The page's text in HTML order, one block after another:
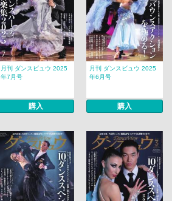
月刊 ダンスビュウ 2025
年7月号
購入
月刊 ダンスビュウ 2025
年6月号
購入